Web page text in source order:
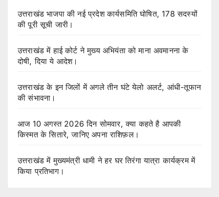
उत्तराखंड भाजपा की नई प्रदेश कार्यसमिति घोषित, 178 सदस्यों
की पूरी सूची जारी।
उत्तराखंड में हाई कोर्ट ने मुख्य अभियंता को माना अवमानना के
दोषी, दिया ये आदेश।
उत्तराखंड के इन जिलों में अगले तीन घंटे येलो अलर्ट, आंधी-तूफान
की संभावना।
आज 10 अगस्त 2026 दिन सोमवार, क्या कहते है आपकी
किस्मत के सितारे, जानिए अपना राशिफ़ल।
उत्तराखंड में मुख्यमंत्री धामी ने हर घर तिरंगा यात्रा कार्यक्रम में
किया प्रतिभाग।